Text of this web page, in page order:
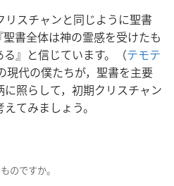
リスチャンと同じように聖書
書全体は神の霊感を受けたも
』と信じています。（テモテ
現代の僕たちが，聖書を主要
照らして，初期クリスチャン
てみましょう。
のですか。